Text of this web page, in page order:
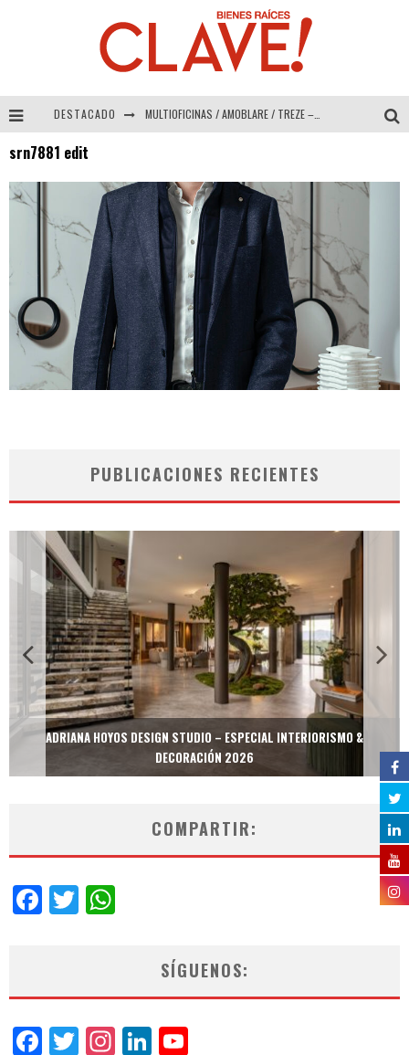
DESTACADO MULTIOFICINAS / AMOBLARE / TREZE – Especial Interiorismo & Decoración 2026
COLINEAL – Especial Interiorismo & Decoración 2026
srn7881 edit
PUBLICACIONES RECIENTES
ADRIANA HOYOS DESIGN STUDIO – ESPECIAL INTERIORISMO &
DECORACIÓN 2026
COMPARTIR:
Facebook
Twitter
SÍGUENOS:
Facebook
Twitter
Instagram
LinkedIn